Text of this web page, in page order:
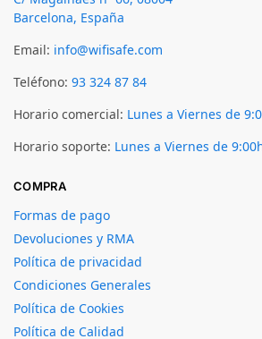
Barcelona, España
Email: info@wifisafe.com
Teléfono: 93 324 87 84
Horario comercial: Lunes a Viernes de
Horario soporte: Lunes a Viernes de
COMPRA
Formas de pago
Devoluciones y RMA
Política de privacidad
Condiciones Generales
Política de Cookies
Política de Calidad